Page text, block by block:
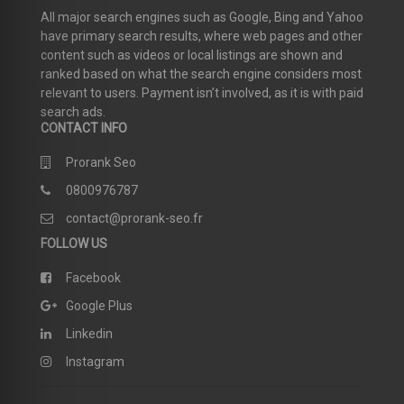
All major search engines such as Google, Bing and Yahoo
have primary search results, where web pages and other
content such as videos or local listings are shown and
ranked based on what the search engine considers most
relevant to users. Payment isn’t involved, as it is with paid
search ads.
CONTACT INFO
Prorank Seo
0800976787
contact@prorank-seo.fr
FOLLOW US
Facebook
Google Plus
Linkedin
Instagram